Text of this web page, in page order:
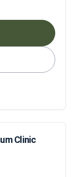
Clinic